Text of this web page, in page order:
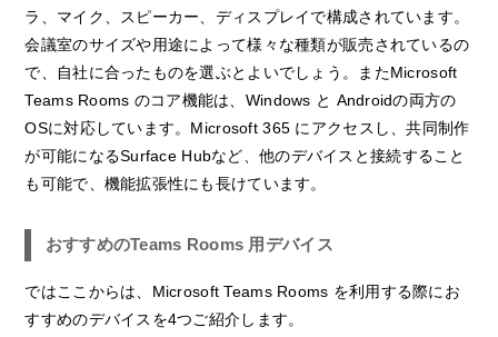
ラ、マイク、スピーカー、ディスプレイで構成されています。
会議室のサイズや用途によって様々な種類が販売されているの
で、自社に合ったものを選ぶとよいでしょう。またMicrosoft
Teams Rooms のコア機能は、Windows と Androidの両方の
OSに対応しています。Microsoft 365 にアクセスし、共同制作
が可能になるSurface Hubなど、他のデバイスと接続すること
も可能で、機能拡張性にも長けています。
おすすめのTeams Rooms 用デバイス
ではここからは、Microsoft Teams Rooms を利用する際にお
すすめのデバイスを4つご紹介します。